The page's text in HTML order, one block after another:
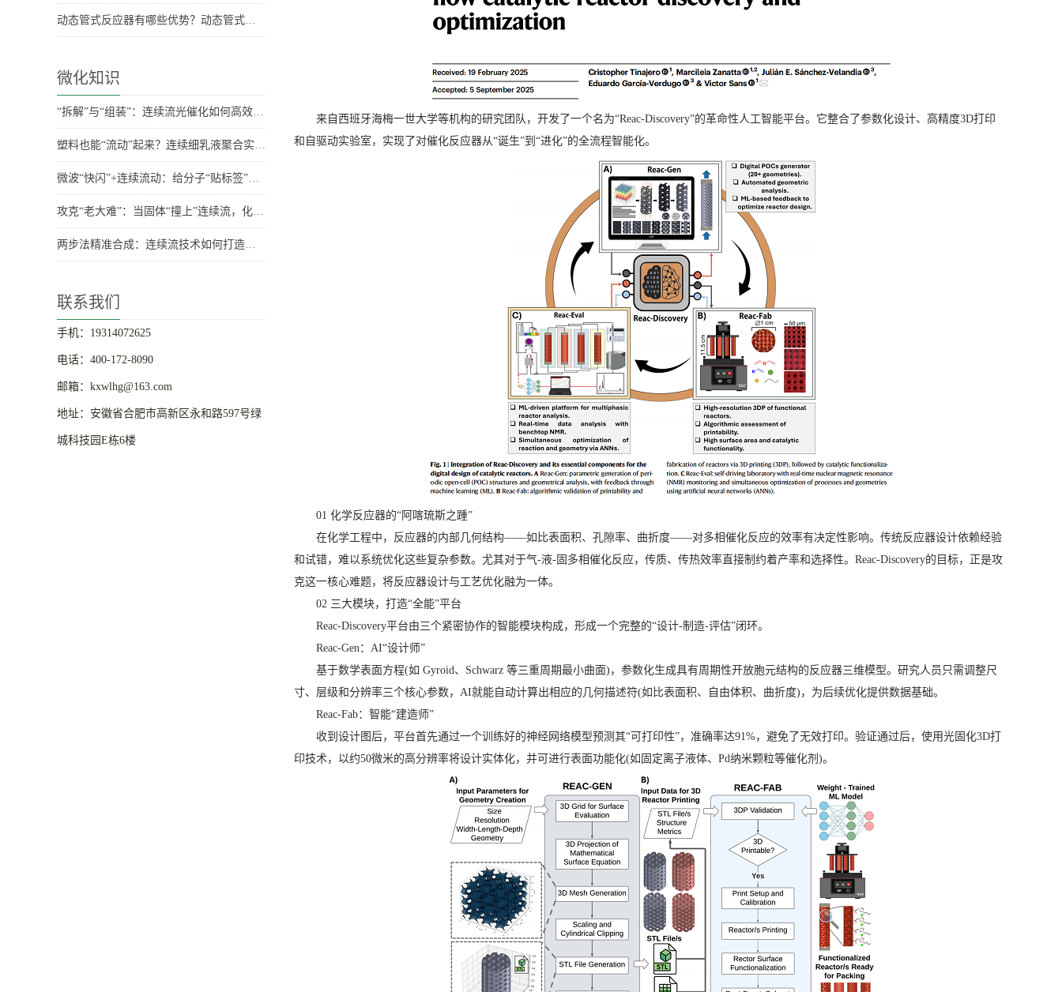
动态管式反应器有哪些优势？动态管式反应器优势
微化知识
“拆解”与“组装”：连续流光催化如何高效合成药物关键骨架？
塑料也能“流动”起来？连续细乳液聚合实现百克级稳定生产
微波“快闪”+连续流动：给分子“贴标签”也能如此高效环保
攻克“老大难”：当固体“撞上”连续流，化学家们有妙招！
两步法精准合成：连续流技术如何打造高性能聚乙烯-聚酯嵌段共聚物？
联系我们
手机：19314072625
电话：400-172-8090
邮箱：kxwlhg@163.com
地址：安徽省合肥市高新区永和路597号绿
城科技园E栋6楼
来自西班牙海梅一世大学等机构的研究团队，开发了一个名为“Reac-Discovery”的革命性人工智能平台。它整合了参数化设计、高精度3D打印
和自驱动实验室，实现了对催化反应器从“诞生”到“进化”的全流程智能化。
01 化学反应器的“阿喀琉斯之踵”
在化学工程中，反应器的内部几何结构——如比表面积、孔隙率、曲折度——对多相催化反应的效率有决定性影响。传统反应器设计依赖经验
和试错，难以系统优化这些复杂参数。尤其对于气-液-固多相催化反应，传质、传热效率直接制约着产率和选择性。Reac-Discovery的目标，正是攻
克这一核心难题，将反应器设计与工艺优化融为一体。
02 三大模块，打造“全能”平台
Reac-Discovery平台由三个紧密协作的智能模块构成，形成一个完整的“设计-制造-评估”闭环。
Reac-Gen：AI“设计师”
基于数学表面方程(如 Gyroid、Schwarz 等三重周期最小曲面)，参数化生成具有周期性开放胞元结构的反应器三维模型。研究人员只需调整尺
寸、层级和分辨率三个核心参数，AI就能自动计算出相应的几何描述符(如比表面积、自由体积、曲折度)，为后续优化提供数据基础。
Reac-Fab：智能“建造师”
收到设计图后，平台首先通过一个训练好的神经网络模型预测其“可打印性”，准确率达91%，避免了无效打印。验证通过后，使用光固化3D打
印技术，以约50微米的高分辨率将设计实体化，并可进行表面功能化(如固定离子液体、Pd纳米颗粒等催化剂)。